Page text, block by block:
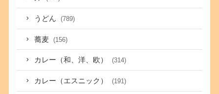
うどん (789)
蕎麦 (156)
カレー（和、洋、欧） (314)
カレー（エスニック） (191)